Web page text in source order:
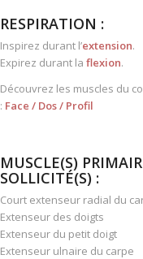
RESPIRATION :
Inspirez durant l’extension.
Expirez durant la flexion.
Découvrez les muscles du
: Face / Dos/ Profil
MUSCLE(S)
SOLLICITÉ(S) :
Court extenseur radial du
Extenseur des doigts
Extenseur du petit doigt
Extenseur ulnaire du carpe